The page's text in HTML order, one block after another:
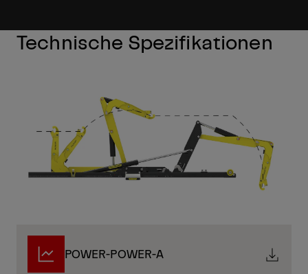
Technische Spezifikationen
POWER-POWER-A